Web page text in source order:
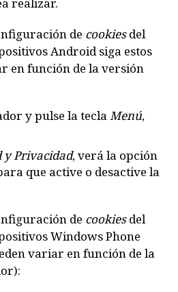
realizar.
de cookiesdel
Androidsiga estos
en función de la versión
y pulse la teclaMenú,
y Privacidad, verá la opción
que active o desactive la
de cookiesdel
Windows Phone
variar en función de la